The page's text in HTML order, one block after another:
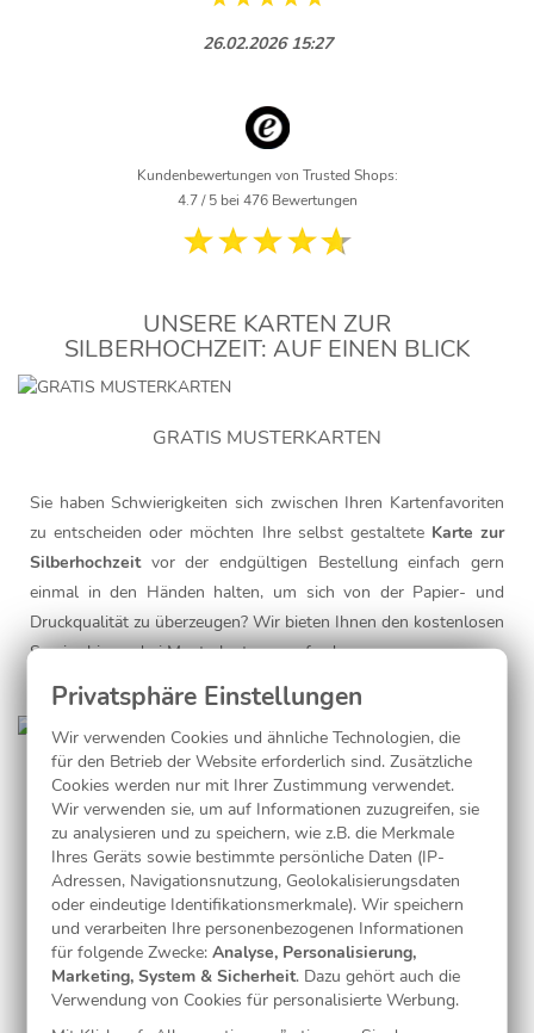
26.02.2026 15:27
Kundenbewertungen von Trusted Shops:
4.7 / 5 bei 476 Bewertungen
UNSERE KARTEN ZUR
SILBERHOCHZEIT: AUF EINEN BLICK
GRATIS MUSTERKARTEN
Sie haben Schwierigkeiten sich zwischen Ihren Kartenfavoriten
zu entscheiden oder möchten Ihre selbst gestaltete Karte zur
Silberhochzeitvor der endgültigen Bestellung einfach gern
einmal in den Händen halten, um sich von der Papier- und
Druckqualität zu überzeugen? Wir bieten Ihnen den kostenlosen
Service bis zu drei Musterkarten anzufordern.
SORGFÄLTIGE QUALITÄTSKONTROLLE
Die Bilder und Texte der von Ihnen designten Einladungskarte
zur Silberhochzeitdurchlaufen eine Qualitätskontrolle. Das
bedeutet, dass wir die Qualität Ihrer Bilder verbessern und Ihre
Hochzeitsgrüsse auf Rechtschreibfehler prüfen. Sollten wir
Verbesserungsmöglichkeiten finden werden Sie natürlich von
uns informiert.
Wir verwenden Cookies und ähnliche Technologien, die
für den Betrieb der Website erforderlich sind. Zusätzliche
Cookies werden nur mit Ihrer Zustimmung verwendet.
Wir verwenden sie, um auf Informationen zuzugreifen, sie
zu analysieren und zu speichern, wie z.B. die Merkmale
Ihres Geräts sowie bestimmte persönliche Daten (IP-
Adressen, Navigationsnutzung, Geolokalisierungsdaten
oder eindeutige Identifikationsmerkmale). Wir speichern
und verarbeiten Ihre personenbezogenen Informationen
für folgende Zwecke:Analyse, Personalisierung,
Marketing, System & Sicherheit. Dazu gehört auch die
Verwendung von Cookies für personalisierte Werbung.